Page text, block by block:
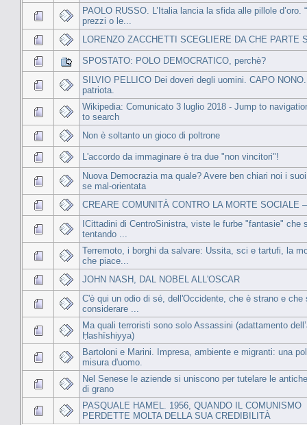
PAOLO RUSSO. L’Italia lancia la sfida alle pillole d’oro.
prezzi o le...
LORENZO ZACCHETTI SCEGLIERE DA CHE PARTE
SPOSTATO: POLO DEMOCRATICO, perchè?
SILVIO PELLICO Dei doveri degli uomini. CAPO
patriota.
Wikipedia: Comunicato 3 luglio 2018 - Jump to
to search
Non è soltanto un gioco di poltrone
L'accordo da immaginare è tra due "non vincitori"!
Nuova Democrazia ma quale? Avere ben chiari noi i
se mal-orientata
CREARE COMUNITÀ CONTRO LA MORTE SOCIALE –
ICittadini di CentroSinistra, viste le furbe "fantasie" che
tentando ...
Terremoto, i borghi da salvare: Ussita, sci e tartufi, la
che piace...
JOHN NASH, DAL NOBEL ALL'OSCAR
C'è qui un odio di sé, dell'Occidente, che è strano e che
considerare ...
Ma quali terroristi sono solo Assassini (adattamento
Ḥashīshiyya)
Bartoloni e Marini. Impresa, ambiente e migranti: una
misura d'uomo.
Nel Senese le aziende si uniscono per tutelare le
di grano
PASQUALE HAMEL. 1956, QUANDO IL COMUNISMO
PERDETTE MOLTA DELLA SUA CREDIBILITÀ